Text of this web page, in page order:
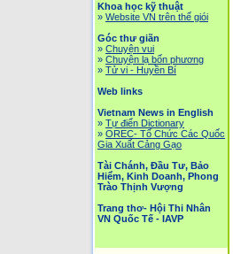
Khoa học kỹ thuật
» Website VN trên thế giói
Góc thư giãn
» Chuyện vui
» Chuyện lạ bốn phương
» Tử vi - Huyền Bí
Web links
Vietnam News in English
» Tự điển Dictionary
» OREC- Tố Chức Các Quốc
Gia Xuất Cảng Gạo
Tài Chánh, Đầu Tư, Bảo
Hiểm, Kinh Doanh, Phong
Trào Thịnh Vượng
Trang thơ- Hội Thi Nhân
VN Quốc Tế - IAVP